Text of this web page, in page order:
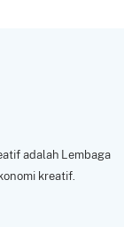
adalah Lembaga
kreatif.